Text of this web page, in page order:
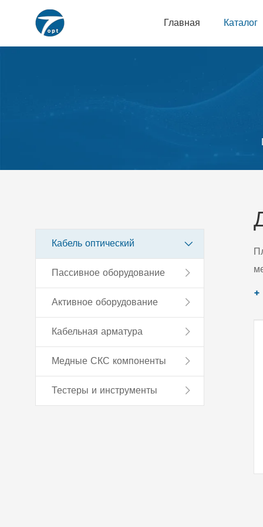
Главная Каталог
Кабель оптический
Пассивное оборудование
Активное оборудование
Кабельная арматура
Медные СКС компоненты
Тестеры и инструменты
+